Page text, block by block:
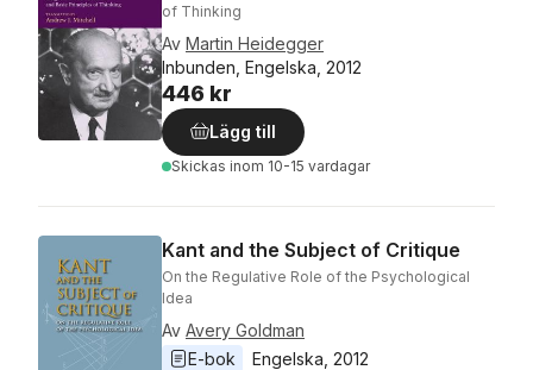
of Thinking
Av Martin Heidegger
Inbunden, Engelska, 2012
446 kr
Lägg till
Skickas inom 10-15 vardagar
Kant and the Subject of Critique
On the Regulative Role of the Psychological
Idea
Av Avery Goldman
E-bok
Engelska 2012